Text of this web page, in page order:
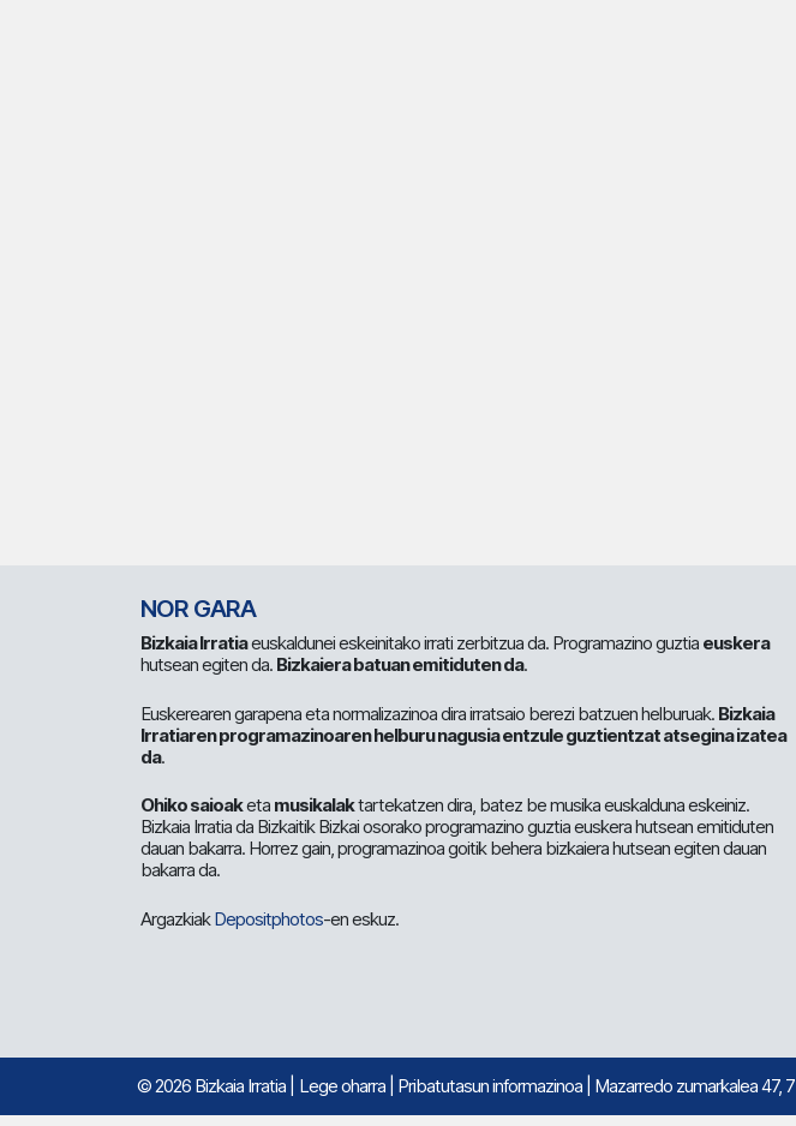
NOR GARA
Bizkaia Irratiaeuskaldunei eskeinitako irrati zerbitzua da. Programazino guztia euskera
hutsean egiten da. Bizkaiera batuan emitiduten da.
Euskerearen garapena eta normalizazinoa dira irratsaio berezi batzuen helburuak. Bizkaia
Irratiaren programazinoaren helburu nagusia entzule guztientzat atsegina izatea
da.
Ohiko saioaketa musikalaktartekatzen dira, batez be musika euskalduna eskeiniz.
Bizkaia Irratia da Bizkaitik Bizkai osorako programazino guztia euskera hutsean emitiduten
dauan bakarra. Horrez gain, programazinoa goitik behera bizkaiera hutsean egiten dauan
bakarra da.
ArgazkiakDepositphotos-en eskuz.
© 2026 Bizkaia Irratia Lege oharra Pribatutasun informazinoa | Mazarredo zumarkalea 47, 7